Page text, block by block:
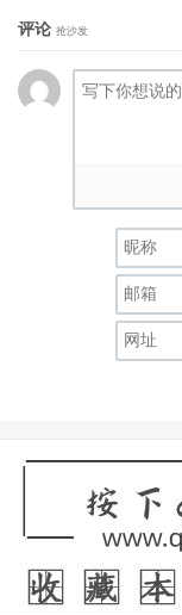
尽管以等级来说安
圣子)的对手，但
体很厉害，我相信
支作品，我们或许
8.深田えいみ大成
这应该出乎众人意
达人，靠着一次
twitter的追踪数疯
遥遥领先三上悠亜
这是什么意思呢？
评论 抢沙发